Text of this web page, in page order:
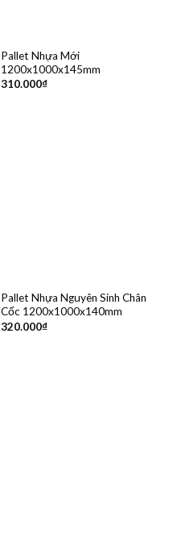
Pallet Nhựa Mới
1200x1000x145mm
310.000₫
Pallet Nhựa Nguyên Sinh Chân
Cốc 1200x1000x140mm
320.000₫